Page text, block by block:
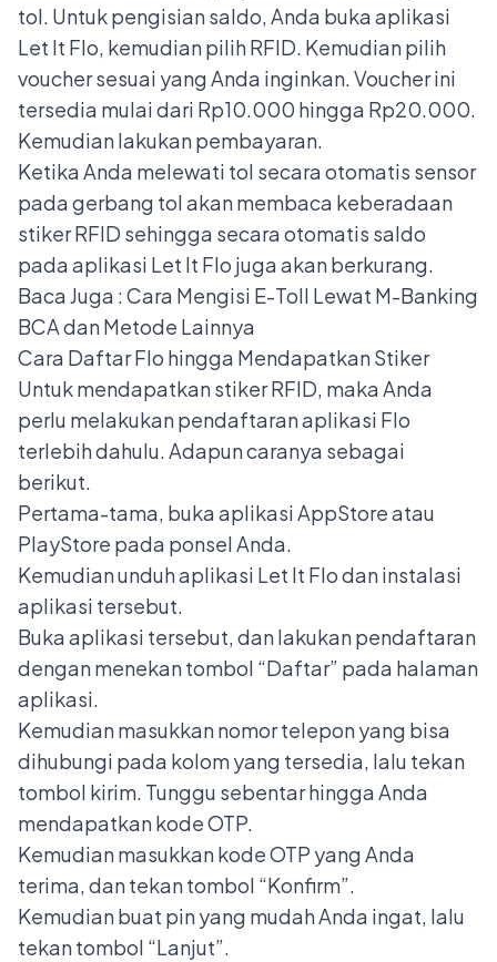
tol. Untuk pengisian saldo, Anda buka aplikasi
Let It Flo, kemudian pilih RFID. Kemudian pilih
voucher sesuai yang Anda inginkan. Voucher ini
tersedia mulai dari Rp10.000 hingga Rp20.000.
Kemudian lakukan pembayaran.
Ketika Anda melewati tol secara otomatis sensor
pada gerbang tol akan membaca keberadaan
stiker RFID sehingga secara otomatis saldo
pada aplikasi Let It Flo juga akan berkurang.
Baca Juga :Cara Mengisi E-Toll Lewat M-Banking
BCA dan Metode Lainnya
Cara Daftar Flo hingga Mendapatkan Stiker
Untuk mendapatkan stiker RFID, maka Anda
perlu melakukan pendaftaran aplikasi Flo
terlebih dahulu. Adapun caranya sebagai
berikut.
Pertama-tama, buka aplikasi AppStore atau
PlayStore pada ponsel Anda.
Kemudian unduh aplikasi Let It Flo dan instalasi
aplikasi tersebut.
Buka aplikasi tersebut, dan lakukan pendaftaran
dengan menekan tombol “Daftar” pada halaman
aplikasi.
Kemudian masukkan nomor telepon yang bisa
dihubungi pada kolom yang tersedia, lalu tekan
tombol kirim. Tunggu sebentar hingga Anda
mendapatkan kode OTP.
Kemudian masukkan kode OTP yang Anda
terima, dan tekan tombol “Konfirm”.
Kemudian buat pin yang mudah Anda ingat, lalu
tekan tombol “Lanjut”.